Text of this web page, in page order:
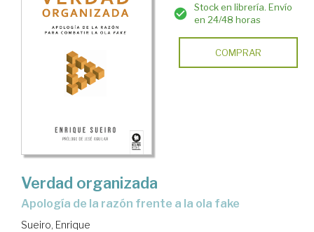
Stock en librería. Envío
en 24/48 horas
COMPRAR
Verdad organizada
Apología de la razón frente a la ola fake
Sueiro, Enrique